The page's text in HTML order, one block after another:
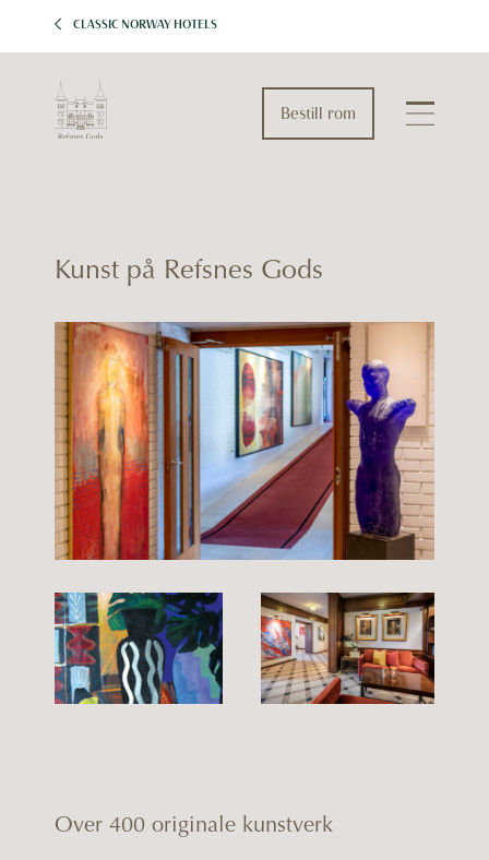
CLASSIC NORWAY HOTELS
Bestill rom
Kunst på Refsnes Gods
Over 400 originale kunstverk